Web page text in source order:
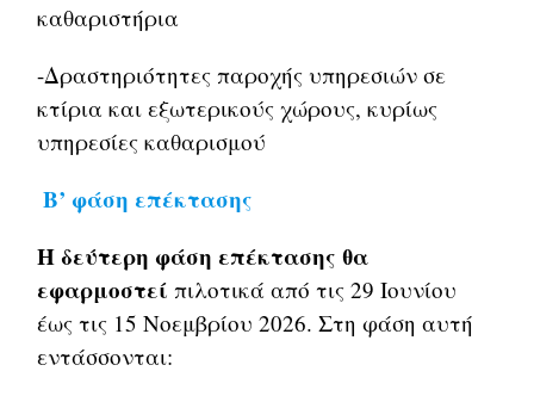
καθαριστήρια
-Δραστηριότητες παροχής υπηρεσιών σε
κτίρια και εξωτερικούς χώρους, κυρίως
υπηρεσίες καθαρισμού
Β’ φάση επέκτασης
Η δεύτερη φάση επέκτασης θα
εφαρμοστεί πιλοτικά από τις 29 Ιουνίου
έως τις 15 Νοεμβρίου 2026. Στη φάση αυτή
εντάσσονται: